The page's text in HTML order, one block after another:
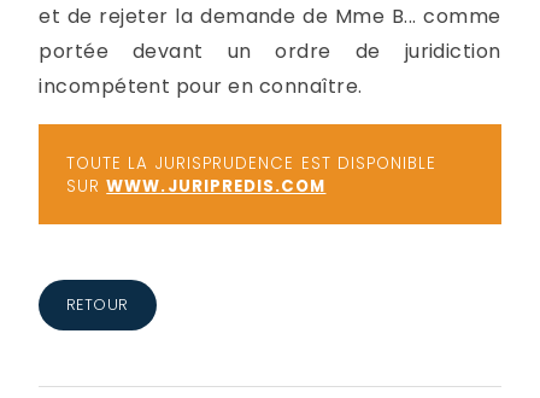
et de rejeter la demande de Mme B... comme
portée devant un ordre de juridiction
incompétent pour en connaître.
TOUTE LA JURISPRUDENCE EST DISPONIBLE
SURWWW.JURIPREDIS.COM
RETOUR